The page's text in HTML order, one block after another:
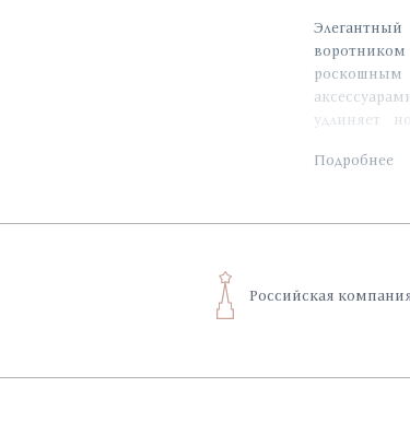
удлиняет
Подробнее
Российская